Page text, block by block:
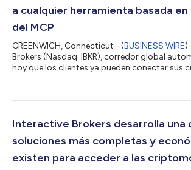
a cualquier herramienta basada
del MCP
GREENWICH, Connecticut--(BUSINESS WIRE
Brokers (Nasdaq: IBKR), corredor global
hoy que los clientes ya pueden conectar sus
ChatGPT, Claude y Grok, ahora también
el Protocolo de Contexto de Modelo (MCP),
Interactive Brokers desarrolla una
soluciones más completas y
existen para acceder a las